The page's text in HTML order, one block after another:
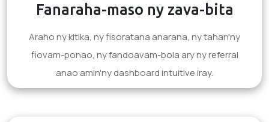
Fanaraha-maso ny zava-bita
Araho ny kitika, ny fisoratana anarana, ny tahan'ny
fiovam-ponao, ny fandoavam-bola ary ny referral
anao amin'ny dashboard intuitive iray.